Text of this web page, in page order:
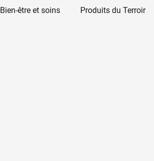
Bien-être et soins Produits du Terroir